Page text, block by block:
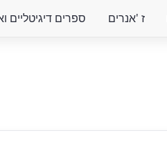
ספרים דיגיטליים ז 'אנרים